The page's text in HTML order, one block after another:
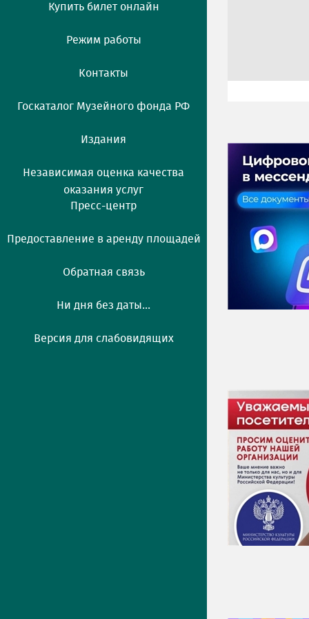
Купить билет онлайн
Режим работы
Контакты
Госкаталог Музейного фонда РФ
Издания
Независимая оценка качества
оказания услуг
Пресс-центр
Предоставление в аренду площадей
Обратная связь
Ни дня без даты...
Версия для слабовидящих